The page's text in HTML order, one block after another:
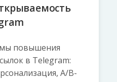
повышения
в Telegram:
A/B-